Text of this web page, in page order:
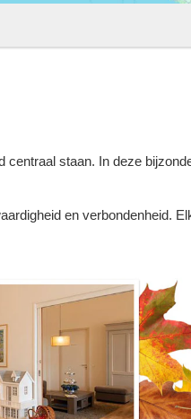
staan. In deze
en verbondenheid.